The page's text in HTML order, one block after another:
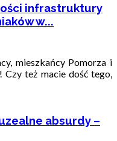
infrastruktury
w...
mieszkańcy Pomorza i
też macie dość tego,
absurdy –